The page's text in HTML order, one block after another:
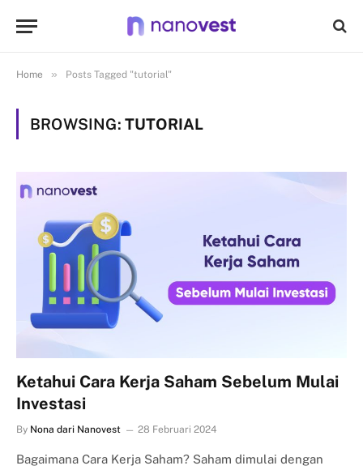
Home » Posts Tagged "tutorial"
BROWSING: TUTORIAL
Ketahui Cara Kerja Saham Sebelum Mulai
Investasi
By Nona dari Nanovest 28 Februari 2024
Bagaimana Cara Kerja Saham? Saham dimulai dengan